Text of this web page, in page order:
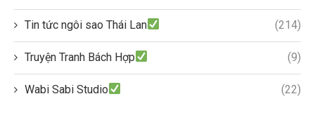
Tin tức ngôi sao Thái Lan (214)
Truyện Tranh Bách Hợp (9)
Wabi Sabi Studio (22)